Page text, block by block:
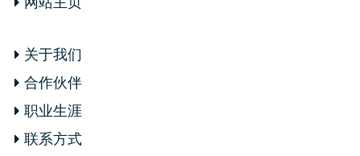
关于我们
合作伙伴
职业生涯
联系方式